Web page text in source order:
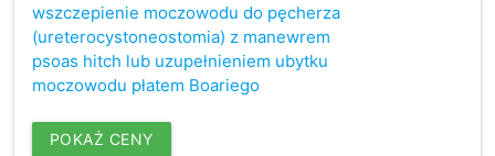
wszczepienie moczowodu do pęcherza
(ureterocystoneostomia) z manewrem
psoas hitch lub uzupełnieniem ubytku
moczowodu płatem Boariego
POKAŻ CENY